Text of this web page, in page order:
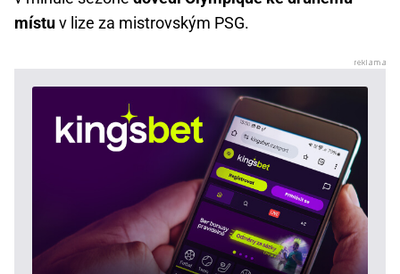
místuv lize za mistrovským PSG.